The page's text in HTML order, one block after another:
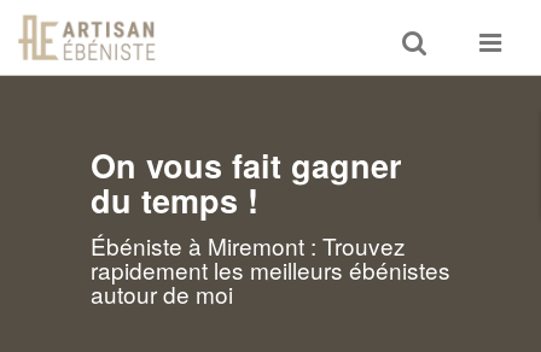
Toggle
search
Toggle
On vous fait gagner
du temps !
Ébéniste à Miremont : Trouvez
rapidement les meilleurs ébénistes
autour de moi